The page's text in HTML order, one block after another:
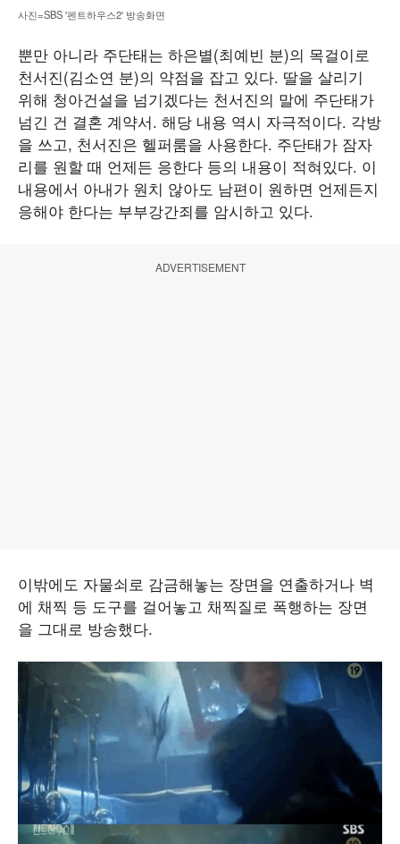
사진=SBS '펜트하우스2' 방송화면
뿐만 아니라 주단태는 하은별(최예빈 분)의 목걸이로
천서진(김소연 분)의 약점을 잡고 있다. 딸을 살리기
위해 청아건설을 넘기겠다는 천서진의 말에 주단태가
넘긴 건 결혼 계약서. 해당 내용 역시 자극적이다. 각방
을 쓰고, 천서진은 헬퍼룸을 사용한다. 주단태가 잠자
리를 원할 때 언제든 응한다 등의 내용이 적혀있다. 이
내용에서 아내가 원치 않아도 남편이 원하면 언제든지
응해야 한다는 부부강간죄를 암시하고 있다.
ADVERTISEMENT
이밖에도 자물쇠로 감금해놓는 장면을 연출하거나 벽
에 채찍 등 도구를 걸어놓고 채찍질로 폭행하는 장면
을 그대로 방송했다.